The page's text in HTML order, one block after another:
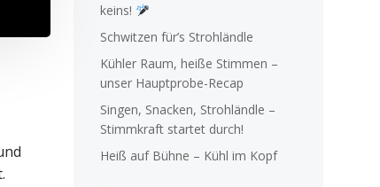
keins!
Schwitzen für’s Strohländle
Kühler Raum, heiße Stimmen –
unser Hauptprobe-Recap
Singen, Snacken, Strohländle –
Stimmkraft startet durch!
Heiß auf Bühne – Kühl im Kopf